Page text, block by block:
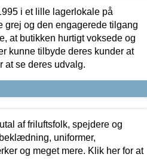
i et lille lagerlokale på
grej og den engagerede tilgang
at butikken hurtigt voksede og
kunne tilbyde deres kunder at
at se deres udvalg.
af friluftsfolk, spejdere og
uniformer,
og meget mere. Klik her for at